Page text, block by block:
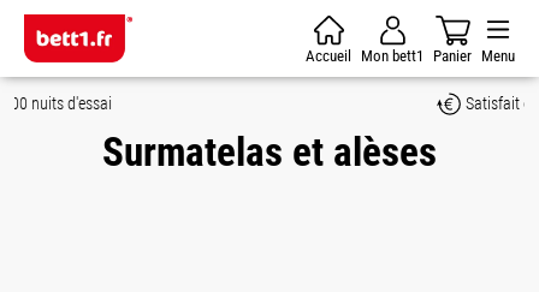
Passer au contenu principal
Accueil Mon bett1 Panier Menu
Surmatelas et alèses